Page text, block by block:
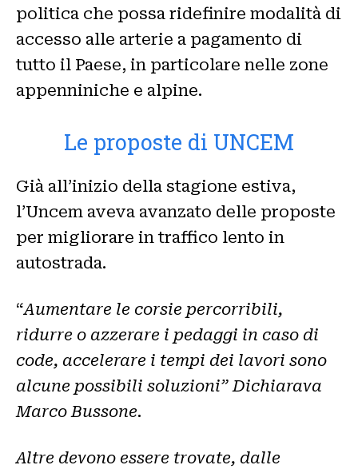
politica che possa ridefinire modalità di
accesso alle arterie a pagamento di
tutto il Paese, in particolare nelle zone
appenniniche e alpine.
Le proposte di UNCEM
Già all’inizio della stagione estiva,
l’Uncem aveva avanzato delle proposte
per migliorare in traffico lento in
autostrada.
“Aumentare le corsie percorribili,
ridurre o azzerare i pedaggi in caso di
code, accelerare i tempi dei lavori sono
alcune possibili soluzioni” Dichiarava
Marco Bussone.
Altre devono essere trovate, dalle